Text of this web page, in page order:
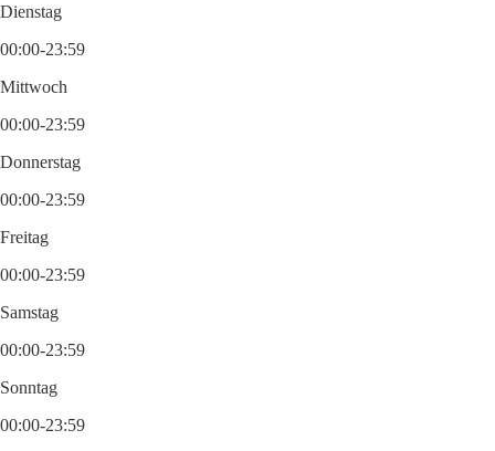
Dienstag
00:00-23:59
Mittwoch
00:00-23:59
Donnerstag
00:00-23:59
Freitag
00:00-23:59
Samstag
00:00-23:59
Sonntag
00:00-23:59